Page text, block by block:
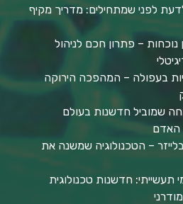
לפני שמתחילים: מדריך מקיף
נוכחות – פתרון חכם לניהול
בעפולה – המהפכה הירוקה
שמוביל חדשנות בעולם
האדם
– הטכנולוגיה שמשנה את
תעשייתי: חדשנות טכנולוגית